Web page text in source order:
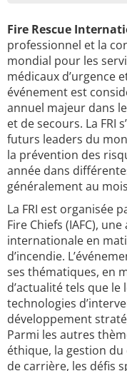
Fire Rescue
professionnel et la
mondial pour les
médicaux d’urgence
événement est
annuel majeur dans
et de secours. La FRI
futurs leaders du
la prévention des
année dans
généralement au
La FRI est organisée
Fire Chiefs (IAFC),
internationale en
d’incendie.
ses thématiques, en
d’actualité tels que
technologies
développement
Parmi les autres
éthique, la gestion
de carrière, les défis